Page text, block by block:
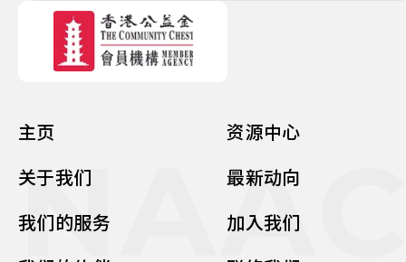
主页
关于我们
我们的服务
资源中心
最新动向
加入我们